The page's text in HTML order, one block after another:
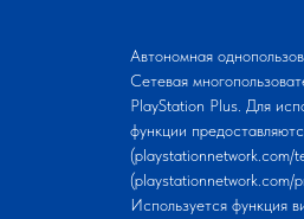
Автономная
Сетевая
PlayStation Plus. Для
функции
(playstationnetwork.com/
(playstationnetwork.com/
Используется функция